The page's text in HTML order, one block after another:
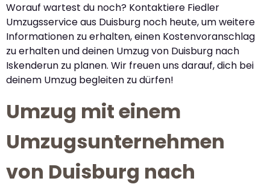
Worauf wartest du noch? Kontaktiere Fiedler
Umzugsservice aus Duisburg noch heute, um weitere
Informationen zu erhalten, einen Kostenvoranschlag
zu erhalten und deinen Umzug von Duisburg nach
Iskenderun zu planen. Wir freuen uns darauf, dich bei
deinem Umzug begleiten zu dürfen!
Umzug mit einem
Umzugsunternehmen
von Duisburg nach